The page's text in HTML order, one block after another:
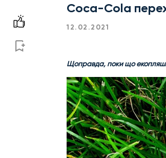
Coca-Cola
12.02.2021
Щоправда, поки що